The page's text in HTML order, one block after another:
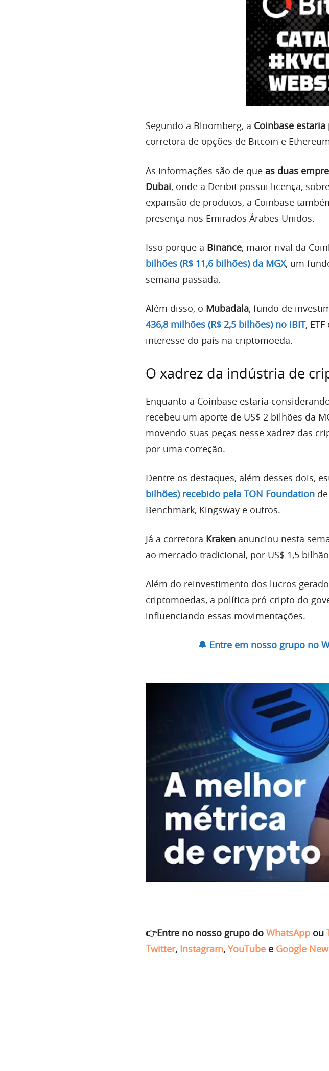
Segundo a Bloomberg, a Coinbase
corretora de opções de Bitcoin e
As informações são de que as duas
Dubai, onde a Deribit possui licença,
expansão de produtos, a Coinbase
presença nos Emirados Árabes Unidos.
Isso porque a Binance, maior rival da
bilhões (R$ 11,6 bilhões) da MGX, um
semana passada.
Além disso, o Mubadala, fundo de
436,8 milhões (R$ 2,5 bilhões) no IBIT,
interesse do país na criptomoeda.
O xadrez da indústria de
Enquanto a Coinbase estaria
recebeu um aporte de US$ 2 bilhões da
movendo suas peças nesse xadrez das
por uma correção.
Dentre os destaques, além desses dois,
bilhões) recebido pela TON Foundation
Benchmark, Kingsway e outros.
Já a corretora Kraken anunciou nesta
ao mercado tradicional, por US$ 1,5
Além do reinvestimento dos lucros
criptomoedas, a política pró-cripto do
influenciando essas movimentações.
🔔 Entre em nosso grupo no
👉Entre no nosso grupo do WhatsApp ou
Twitter, Instagram, YouTube e Google